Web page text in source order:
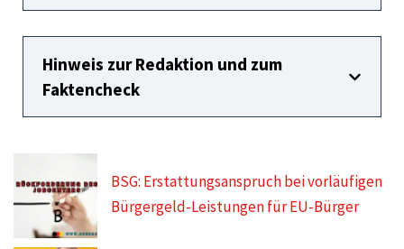
Hinweis zur Redaktion und zum
Faktencheck
BSG: Erstattungsanspruch bei vorläufigen
Bürgergeld-Leistungen für EU-Bürger